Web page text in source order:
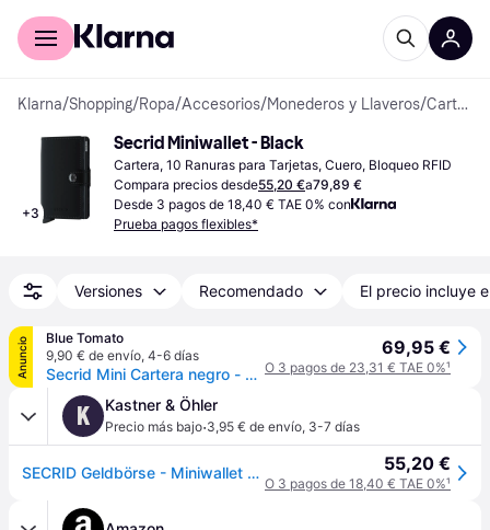
Comprar con Klarna
Klarna/Shopping/Ropa/Accesorios/Monederos y Llaveros/ Carteras
+3
Secrid Miniwallet - Black
Cartera, 10 Ranuras para Tarjetas, Cuero, Bloqueo RFID
Compara precios desde55,20 €a79,89 €
Desde 3 pagos de 18,40 € TAE 0% con
Prueba pagos flexibles*
Versiones Recomendado El precio incluye
Anuncio
Blue Tomato
9,90 € de envío, 4-6 días
Secrid Mini Cartera negro - black - Uni
69,95 €
O 3 pagos de 23,31 € TAE 0%¹
K Kastner & Öhler
Precio más bajo·3,95 € de envío, 3-7 días
SECRID Geldbörse - Miniwallet Matte black negro - EG 55,20 €
O 3 pagos de 18,40 € TAE 0%¹